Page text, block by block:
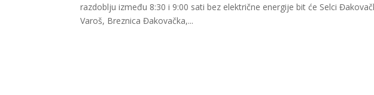
razdoblju između 8:30 i 9:00 sati bez električne energije bit će Selci
Varoš, Breznica Đakovačka,...